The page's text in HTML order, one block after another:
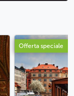
Offerta speciale